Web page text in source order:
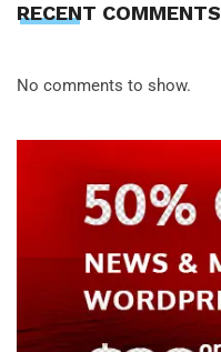
RECENT COMMENTS
No comments to show.